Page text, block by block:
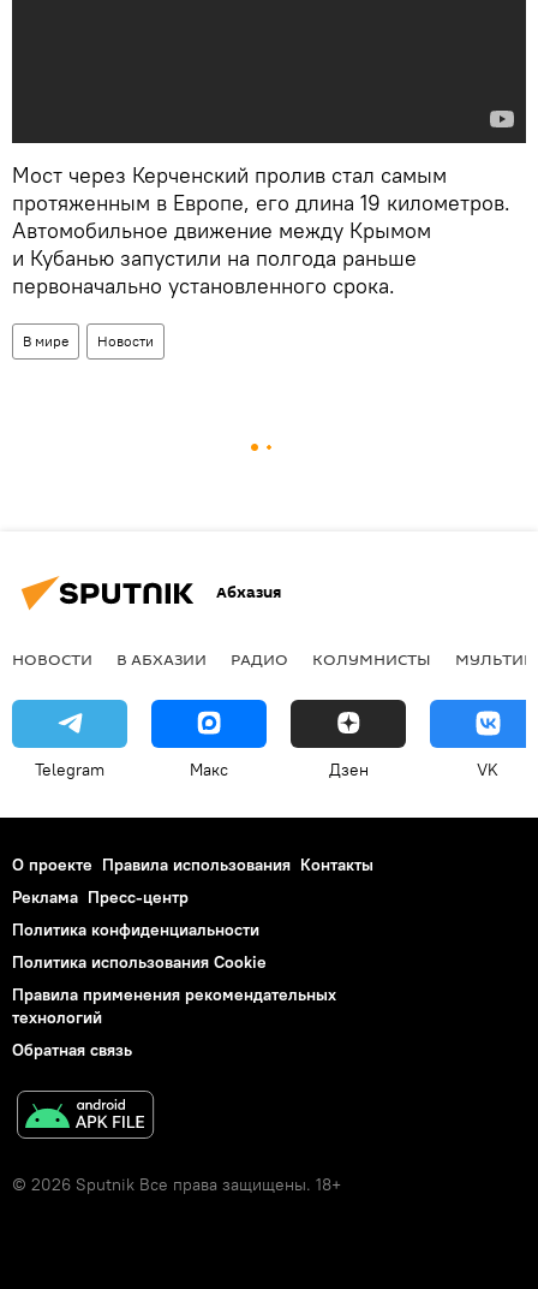
Мост через Керченский пролив стал самым
протяженным в Европе, его длина 19 километров.
Автомобильное движение между Крымом
и Кубанью запустили на полгода раньше
первоначально установленного срока.
В мире Новости
Абхазия
НОВОСТИ В АБХАЗИИ РАДИО КОЛУМНИСТЫ
Telegram Макс Дзен VK
О проекте Правила использования Контакты
Реклама Пресс-центр
Политика конфиденциальности
Политика использования Cookie
Правила применения рекомендательных
технологий
Обратная связь
© 2026 Sputnik Все права защищены. 18+